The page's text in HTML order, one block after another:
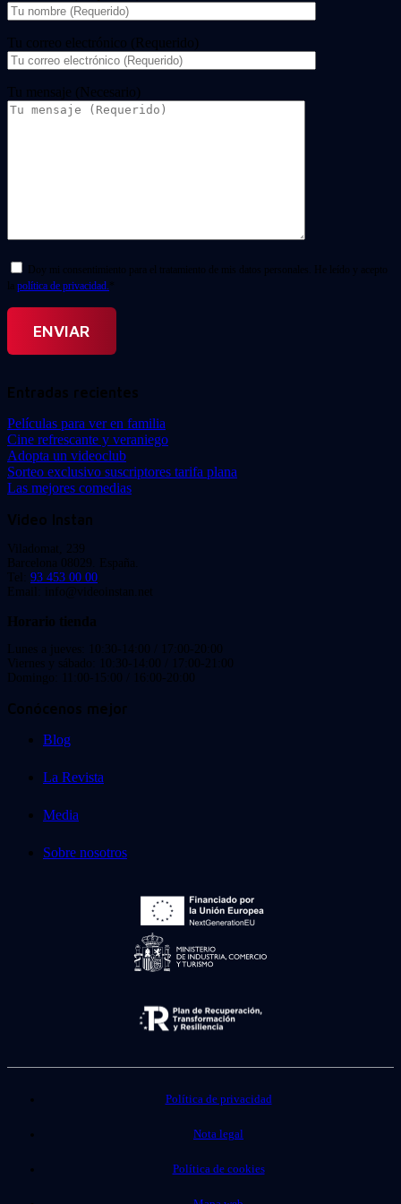
Tu correo electrónico (Requerido)
Tu mensaje (Necesario)
Doy mi consentimiento para el tratamiento de mis datos personales. He leído y acepto
la política de privacidad. *
Entradas recientes
Películas para ver en familia
Cine refrescante y veraniego
Adopta un videoclub
Sorteo exclusivo suscriptores tarifa plana
Las mejores comedias
Video Instan
Viladomat, 239
Barcelona 08029. España.
Tel: 93 453 00 00
Email: info@videoinstan.net
Horario tienda
Lunes a jueves: 10:30-14:00 / 17:00-20:00
Viernes y sábado: 10:30-14:00 / 17:00-21:00
Domingo: 11:00-15:00 / 16:00-20:00
Conócenos mejor
Blog
La Revista
Media
Sobre nosotros
Política de privacidad
Nota legal
Política de cookies